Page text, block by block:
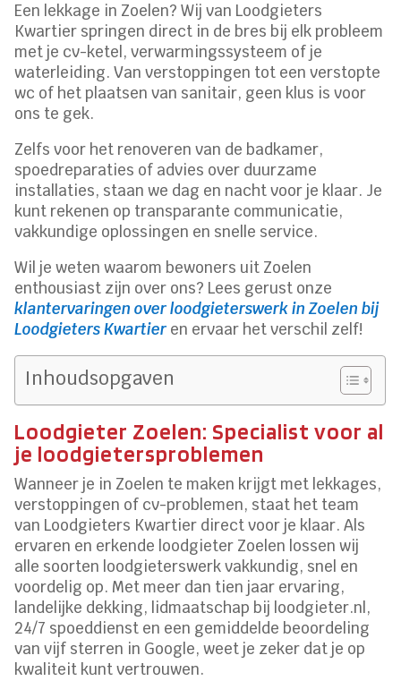
Een lekkage in Zoelen? Wij van Loodgieters
Kwartier springen direct in de bres bij elk probleem
met je cv-ketel, verwarmingssysteem of je
waterleiding. Van verstoppingen tot een verstopte
wc of het plaatsen van sanitair, geen klus is voor
ons te gek.
Zelfs voor het renoveren van de badkamer,
spoedreparaties of advies over duurzame
installaties, staan we dag en nacht voor je klaar. Je
kunt rekenen op transparante communicatie,
vakkundige oplossingen en snelle service.
Wil je weten waarom bewoners uit Zoelen
enthousiast zijn over ons? Lees gerust onze
klantervaringen over loodgieterswerk in Zoelen bij
Loodgieters Kwartier en ervaar het verschil zelf!
Inhoudsopgaven
Loodgieter Zoelen: Specialist voor al
je loodgietersproblemen
Wanneer je in Zoelen te maken krijgt met lekkages,
verstoppingen of cv-problemen, staat het team
van Loodgieters Kwartier direct voor je klaar. Als
ervaren en erkende loodgieter Zoelen lossen wij
alle soorten loodgieterswerk vakkundig, snel en
voordelig op. Met meer dan tien jaar ervaring,
landelijke dekking, lidmaatschap bij loodgieter.nl,
24/7 spoeddienst en een gemiddelde beoordeling
van vijf sterren in Google, weet je zeker dat je op
kwaliteit kunt vertrouwen.